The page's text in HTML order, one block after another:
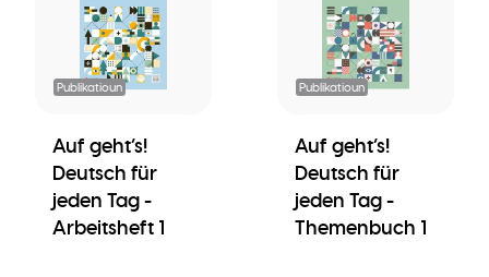
Publikatioun
Auf geht’s!
Deutsch für
jeden Tag -
Arbeitsheft 1
Publikatioun
Auf geht’s!
Deutsch für
jeden Tag -
Themenbuch 1